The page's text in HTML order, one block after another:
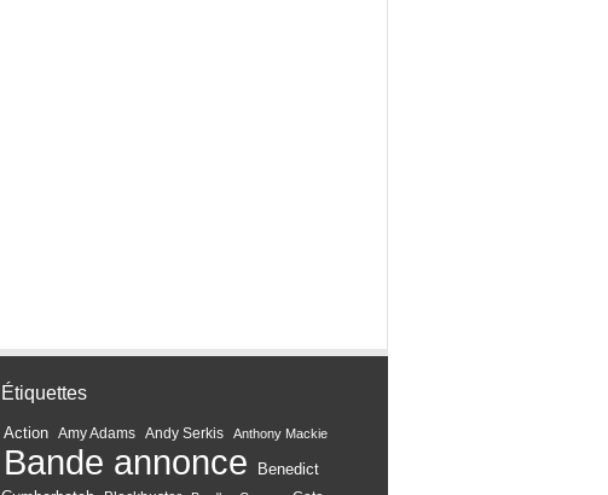
Étiquettes
Action Amy Adams Andy Serkis Anthony Mackie
Bande annonce
Benedict